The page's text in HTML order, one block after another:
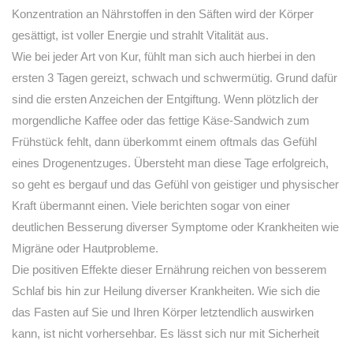
Konzentration an Nährstoffen in den Säften wird der Körper
gesättigt, ist voller Energie und strahlt Vitalität aus.
Wie bei jeder Art von Kur, fühlt man sich auch hierbei in den
ersten 3 Tagen gereizt, schwach und schwermütig. Grund dafür
sind die ersten Anzeichen der Entgiftung. Wenn plötzlich der
morgendliche Kaffee oder das fettige Käse-Sandwich zum
Frühstück fehlt, dann überkommt einem oftmals das Gefühl
eines Drogenentzuges. Übersteht man diese Tage erfolgreich,
so geht es bergauf und das Gefühl von geistiger und physischer
Kraft übermannt einen. Viele berichten sogar von einer
deutlichen Besserung diverser Symptome oder Krankheiten wie
Migräne oder Hautprobleme.
Die positiven Effekte dieser Ernährung reichen von besserem
Schlaf bis hin zur Heilung diverser Krankheiten. Wie sich die
das Fasten auf Sie und Ihren Körper letztendlich auswirken
kann, ist nicht vorhersehbar. Es lässt sich nur mit Sicherheit